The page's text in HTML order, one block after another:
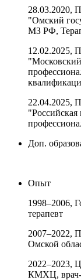
28.03.2020,
"Омский
МЗ РФ,
12.02.2025,
22.04.2025,
Доп.
Опыт
1998–2006,
терапевт
2007–2022,
Омской
2022–2023,
КМХЦ, врач-